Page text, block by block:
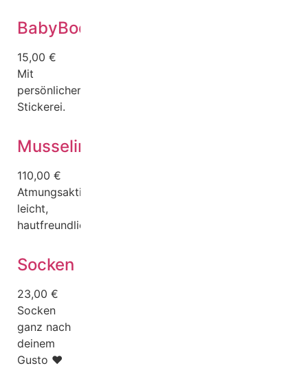
BabyBody
15,00 €
Mit
persönlicher
Stickerei.
Musselindecke
110,00 €
Atmungsaktiv,
leicht,
hautfreundlich.
Socken
23,00 €
Socken
ganz nach
deinem
Gusto ❤️